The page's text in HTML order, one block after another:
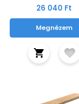
26 040 Ft
Megnézem